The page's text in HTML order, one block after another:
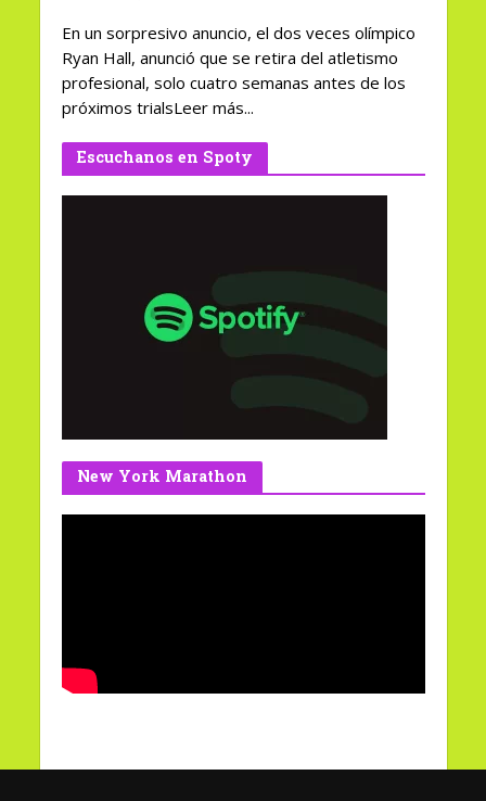
En un sorpresivo anuncio, el dos veces olímpico
Ryan Hall, anunció que se retira del atletismo
profesional, solo cuatro semanas antes de los
próximos trialsLeer más...
Escuchanos en Spoty
New York Marathon